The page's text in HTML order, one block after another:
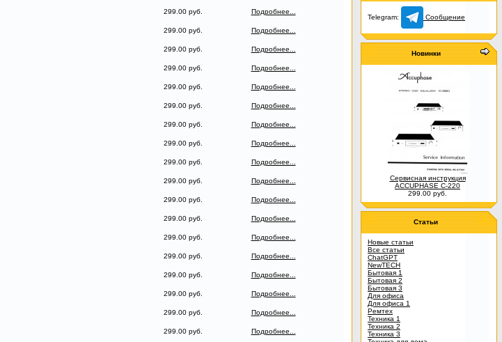
299.00 руб.
Подробнее...
299.00 руб.
Подробнее...
299.00 руб.
Подробнее...
299.00 руб.
Подробнее...
299.00 руб.
Подробнее...
299.00 руб.
Подробнее...
299.00 руб.
Подробнее...
299.00 руб.
Подробнее...
299.00 руб.
Подробнее...
299.00 руб.
Подробнее...
299.00 руб.
Подробнее...
299.00 руб.
Подробнее...
299.00 руб.
Подробнее...
299.00 руб.
Подробнее...
299.00 руб.
Подробнее...
299.00 руб.
Подробнее...
299.00 руб.
Подробнее...
299.00 руб.
Подробнее...
Telegram: Сообщение
Новинки
Сервисная инструкция
ACCUPHASE C-220
299.00 руб.
Статьи
Новые статьи
Все статьи
ChatGPT
NewTECH
Бытовая 1
Бытовая 2
Бытовая 3
Для офиса
Для офиса 1
Ремтех
Техника 1
Техника 2
Техника 3